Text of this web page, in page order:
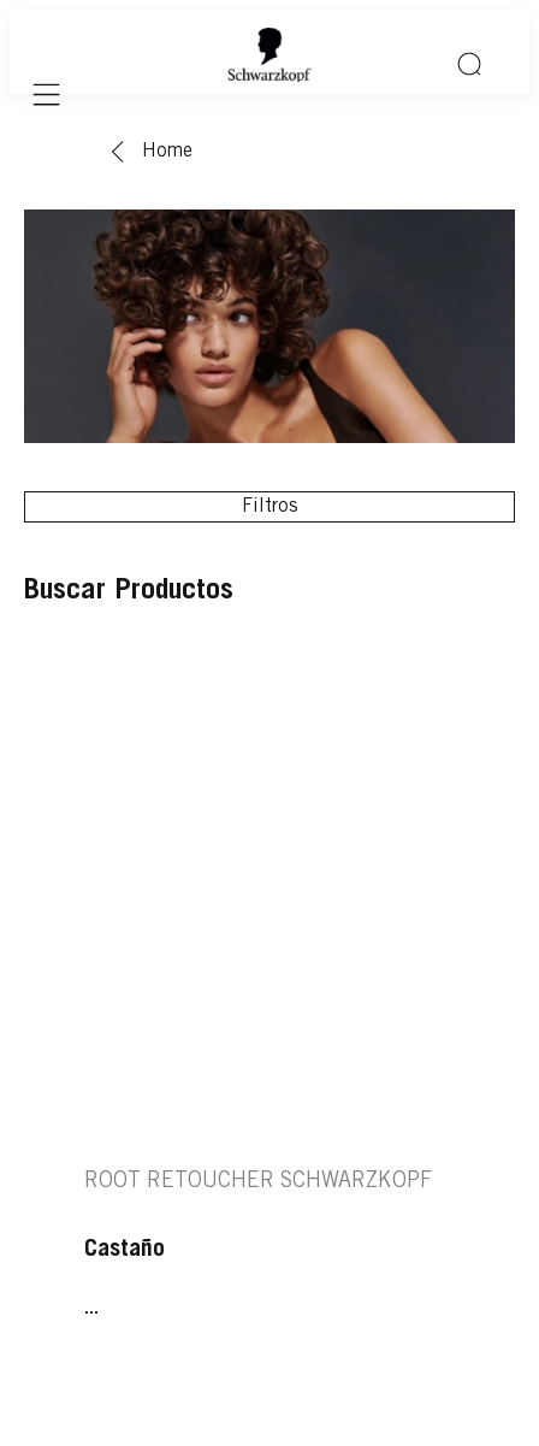
Mobile navigation
Home
Filtros
Buscar Productos
ROOT RETOUCHER SCHWARZKOPF
Castaño
...